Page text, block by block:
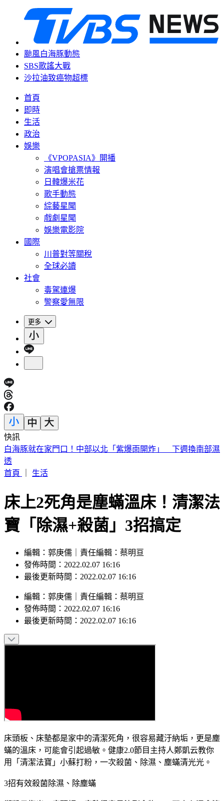
颱風白海豚動態
SBS歌謠大戰
沙拉油致癌物超標
首頁
即時
生活
政治
娛樂
《VPOPASIA》開播
演唱會搶票情報
日韓爆米花
歌手動態
綜藝星聞
戲劇星聞
娛樂電影院
國際
川普對等關稅
全球必讀
社會
毒駕連爆
警察愛無限
更多
快訊
包租代管龍頭爆掏空7億！兆基集團創辦人李建成收押禁見
首頁
床上2死角是塵蟎溫床！清潔法
寶「除濕+殺菌」3招搞定
發佈時間：2022.02.07 16:16
最後更新時間：2022.02.07 16:16
發佈時間：2022.02.07 16:16
最後更新時間：2022.02.07 16:16
蟎的溫床，可能會引起過敏。健康2.0節目主持人鄭凱云教你
用「清潔法寶」小蘇打粉，一次殺菌、除濕、塵蟎清光光。